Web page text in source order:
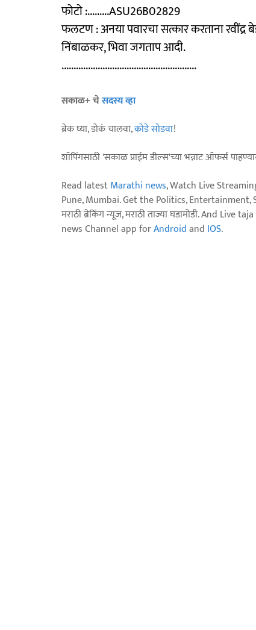
फोटो :.........ASU26B02829
फलटण : अनया पवारचा सत्कार करताना रवींद्र
निंबाळकर, भिवा जगताप आदी.
........................................................
सकाळ+ चेसदस्य व्हा
ब्रेक घ्या, डोकं चालवा,कोडे सोडवा!
शॉपिंगसाठी 'सकाळ प्राईम डील्स'च्या भन्नाट ऑफर्स
Read latestMarathi news, Watch Live
Pune, Mumbai. Get the Politics, Entertainment,
मराठी ब्रेकिंग न्यूज, मराठी ताज्या घडामोडी. And
news Channel app forAndroidand IOS.